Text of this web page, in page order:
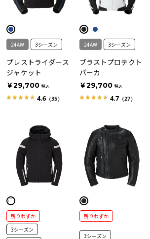
24AW 3シーズン
プレストライダース
ジャケット
￥29,700 税込
4.6 （35）
24AW 3シーズン
ブラストプロテクト
パーカ
￥29,700 税込
4.7（27）
残りわずか
3シーズン
残りわずか
3シーズン